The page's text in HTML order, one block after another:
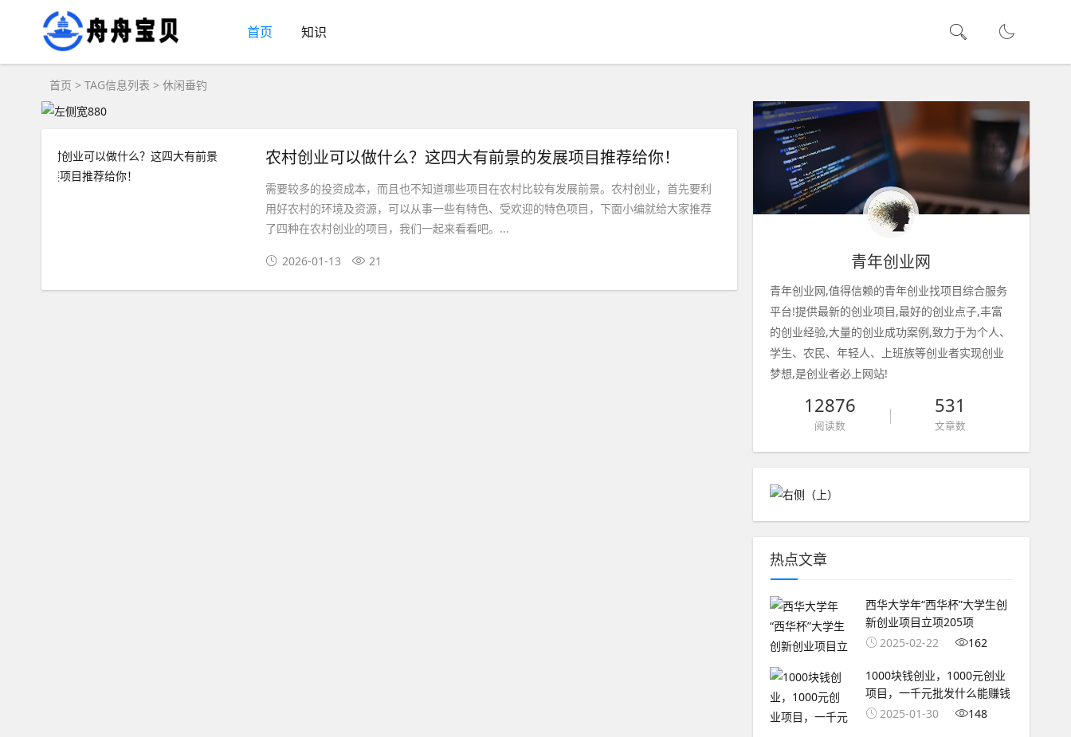
首页 知识
首页 > TAG信息列表 > 休闲垂钓
农村创业可以做什么？这四大有前景的发展项目推荐给你！
需要较多的投资成本，而且也不知道哪些项目在农村比较有发展前景。农村创业，首先要利
用好农村的环境及资源，可以从事一些有特色、受欢迎的特色项目，下面小编就给大家推荐
了四种在农村创业的项目，我们一起来看看吧。...
2026-01-13 21 青年创业网
青年创业网,值得信赖的青年创业找项目综合服务
平台!提供最新的创业项目,最好的创业点子,丰富
的创业经验,大量的创业成功案例,致力于为个人、
学生、农民、年轻人、上班族等创业者实现创业
梦想,是创业者必上网站!
12876
阅读数
531
文章数
热点文章
西华大学年“西华杯”大学生创
新创业项目立项205项
2025-02-22
162
1000块钱创业，1000元创业
项目，一千元批发什么能赚钱
2025-01-30
148